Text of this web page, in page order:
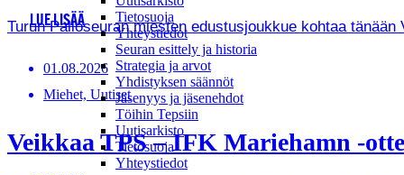
Tietosuoja
Yhteystiedot
Seuran esittely ja historia
Strategia ja arvot
Yhdistyksen säännöt
Jäsenyys ja jäsenehdot
Töihin Tepsiin
Uutisarkisto
Tietosuoja
Yhteystiedot
Turun Palloseuran miesten edustusjoukkue kohtaa
LUE LISÄÄ
01.08.2026
Miehet, Uutiset
Veikkaa TPS – IFK Mariehamn -